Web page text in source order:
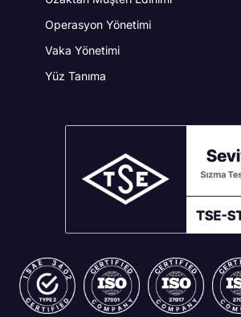
Operasyon Yönetimi
Vaka Yönetimi
Yüz Tanıma